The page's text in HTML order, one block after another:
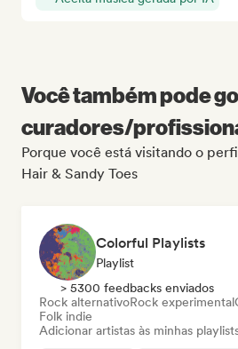
Você também pode
curadores/
Porque você está visitando o
Hair & Sandy Toes
Colorful Playlists
Playlist
> 5300 feedbacks enviados
Rock alternativoRock experimental
Folk indie
Adicionar artistas às minhas